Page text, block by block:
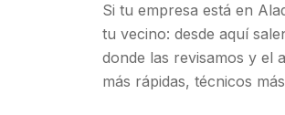
Si tu empresa está en
tu vecino: desde aquí
donde las revisamos y el
más rápidas, técnicos